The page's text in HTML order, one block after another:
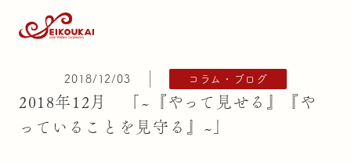
2018/12/03 コラム・ブログ
2018年12月 「~『やって見せる』『や
っていることを見守る』~」